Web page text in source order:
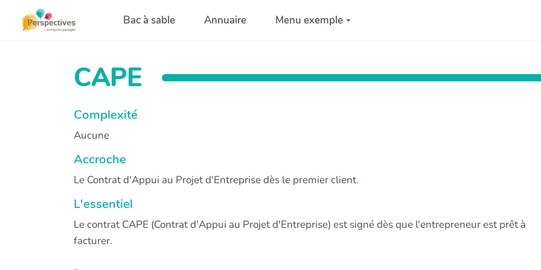
Aller au contenu principalBac à sable Annuaire Menu exemple
CAPE
Complexité
Aucune
Accroche
Le Contrat d'Appui au Projet d'Entreprise dès le premier client.
L'essentiel
Le contrat CAPE (Contrat d'Appui au Projet d'Entreprise) est signé dès que l'entrepreneur est prêt à
facturer.